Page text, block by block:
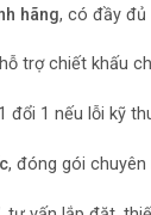
hãng, có đầy đủ
trợ chiết khấu
đổi 1 nếu lỗi kỹ
, đóng gói chuyên